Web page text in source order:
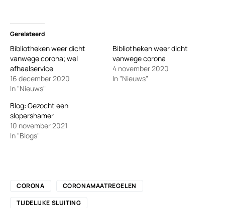
Gerelateerd
Bibliotheken weer dicht
vanwege corona; wel
afhaalservice
16 december 2020
In "Nieuws"
Bibliotheken weer dicht
vanwege corona
4 november 2020
In "Nieuws"
Blog: Gezocht een
slopershamer
10 november 2021
In "Blogs"
CORONA
CORONAMAATREGELEN
TIJDELIJKE SLUITING